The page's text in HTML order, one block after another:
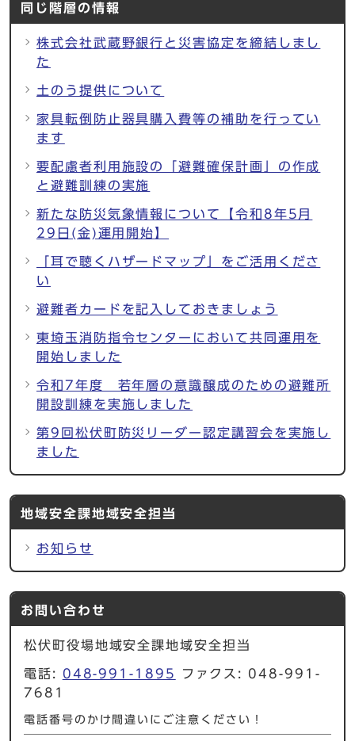
同じ階層の情報
株式会社武蔵野銀行と災害協定を締結しまし
た
土のう提供について
家具転倒防止器具購入費等の補助を行ってい
ます
要配慮者利用施設の「避難確保計画」の作成
と避難訓練の実施
新たな防災気象情報について【令和8年5月
29日(金)運用開始】
「耳で聴くハザードマップ」をご活用くださ
い
避難者カードを記入しておきましょう
東埼玉消防指令センターにおいて共同運用を
開始しました
令和7年度 若年層の意識醸成のための避難所
開設訓練を実施しました
第9回松伏町防災リーダー認定講習会を実施し
ました
地域安全課地域安全担当
お知らせ
お問い合わせ
松伏町役場地域安全課地域安全担当
電話: 048-991-1895
ファクス: 048-991-
7681
電話番号のかけ間違いにご注意ください！